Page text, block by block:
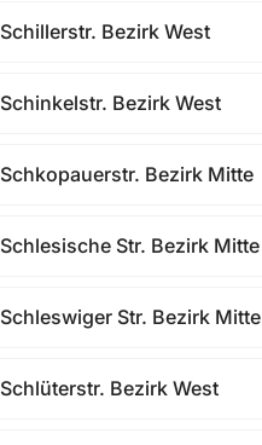
Schillerstr. Bezirk West
Schinkelstr. Bezirk West
Schkopauerstr. Bezirk Mitte
Schlesische Str. Bezirk Mitte
Schleswiger Str. Bezirk Mitte
Schlüterstr. Bezirk West